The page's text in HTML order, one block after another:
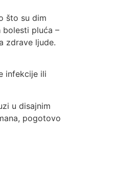
što su dim
pluća –
zdrave ljude.
infekcije ili
u disajnim
pogotovo